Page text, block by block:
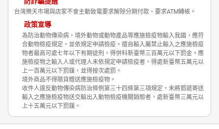
台灣樂天市場與店家不會主動致電要求解除分期付款、要求ATM轉帳。
政策宣導
為防治動物傳染病，境外動物或動物產品等應施檢疫物輸入我國，應符
合動物檢疫規定，並依規定申請檢疫。擅自輸入屬禁止輸入之應施檢疫
物者最高可處七年以下有期徒刑，得併科新臺幣三百萬元以下罰金。應
施檢疫物之輸入人或代理人未依規定申請檢疫者，得處新臺幣五萬元以
上一百萬元以下罰鍰，並得按次處罰。
境外商品不得隨貨贈送應施檢疫物。
收件人違反動物傳染病防治條例第三十四條第三項規定，未將郵遞寄送
輸入之應施檢疫物送交輸出入動物檢疫機關銷燬者，處新臺幣三萬元以
上十五萬元以下罰鍰。